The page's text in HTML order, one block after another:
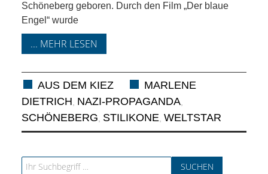
KIEZ
GEWERBE
UND
GASTRONOMIE
KINDER,
HERANWACHSENDE,
Schöneberg geboren. Durch den Film „Der blaue
Engel“ wurde
... MEHR LESEN
AUS DEM KIEZ
MARLENE
DIETRICH, NAZI-PROPAGANDA,
SCHÖNEBERG, STILIKONE, WELTSTAR
Search for: